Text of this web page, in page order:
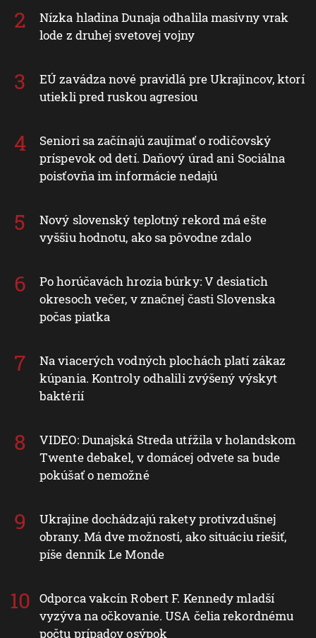
Nízka hladina Dunaja odhalila masívny vrak
lode z druhej svetovej vojny
EÚ zavádza nové pravidlá pre Ukrajincov, ktorí
utiekli pred ruskou agresiou
Seniori sa začínajú zaujímať o rodičovský
príspevok od detí. Daňový úrad ani Sociálna
poisťovňa im informácie nedajú
Nový slovenský teplotný rekord má ešte
vyššiu hodnotu, ako sa pôvodne zdalo
Po horúčavách hrozia búrky: V desiatich
okresoch večer, v značnej časti Slovenska
počas piatka
Na viacerých vodných plochách platí zákaz
kúpania. Kontroly odhalili zvýšený výskyt
baktérií
VIDEO: Dunajská Streda utŕžila v holandskom
Twente debakel, v domácej odvete sa bude
pokúšať o nemožné
Ukrajine dochádzajú rakety protivzdušnej
obrany. Má dve možnosti, ako situáciu riešiť,
píše denník Le Monde
Odporca vakcín Robert F. Kennedy mladší
vyzýva na očkovanie. USA čelia rekordnému
počtu prípadov osýpok